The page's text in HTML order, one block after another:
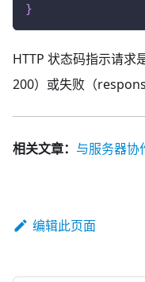
}
HTTP 状态码指示请
200）或失败（
相关文章： 与服务器协
编辑此页面